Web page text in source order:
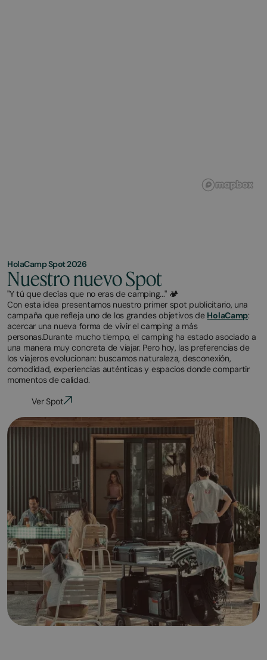
HolaCamp Spot 2026
Nuestro nuevo Spot
"Y tú que decías que no eras de camping..." 🏕
Con esta idea presentamos nuestro primer spot publicitario, una
campaña que refleja uno de los grandes objetivos de HolaCamp:
acercar una nueva forma de vivir el camping a más
personas.Durante mucho tiempo, el camping ha estado asociado a
una manera muy concreta de viajar. Pero hoy, las preferencias de
los viajeros evolucionan: buscamos naturaleza, desconexión,
comodidad, experiencias auténticas y espacios donde compartir
momentos de calidad.
Ver Spot